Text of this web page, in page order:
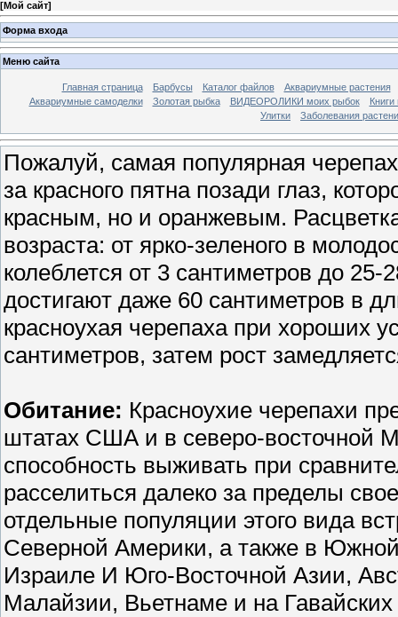
[Мой сайт]
Форма входа
Меню сайта
Главная страница Барбусы Каталог файлов
Аквариумные растения
Аквариумные самоделки
Золотая рыбка ВИДЕОРОЛИКИ моих рыбок
Улитки
Заболевания
Пожалуй, самая популярная
за красного пятна позади глаз,
красным, но и оранжевым.
возраста: от ярко-зеленого в
колеблется от 3 сантиметров до
достигают даже 60 сантиметров в
красноухая черепаха при хороших
сантиметров, затем рост
Обитание: Красноухие черепахи
штатах США и в северо-восточной
способность выживать при
расселиться далеко за пределы
отдельные популяции этого вида
Северной Америки, а также в
Израиле И Юго-Восточной Азии,
Малайзии, Вьетнаме и на Гавайских